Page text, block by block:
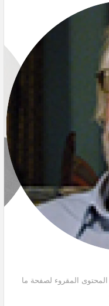
المقروء لصفحة ما